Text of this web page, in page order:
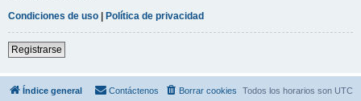
Condiciones de uso | Política de privacidad
Registrarse
Índice general Todos los horarios son UTC
Borrar cookies
Contáctenos